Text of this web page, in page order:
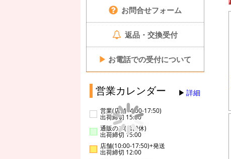
お問合せフォーム
返品・交換受付
▶ お電話での受付について
営業カレンダー 詳細
営業(店舗14:00-17:50)
出荷締切 15:00
通販のみ(店舗休)
出荷締切 15:00
店舗(10:00-17:50)+発送
出荷締切 12:00